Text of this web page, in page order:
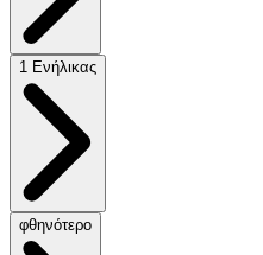
1 Ενήλικας
φθηνότερο